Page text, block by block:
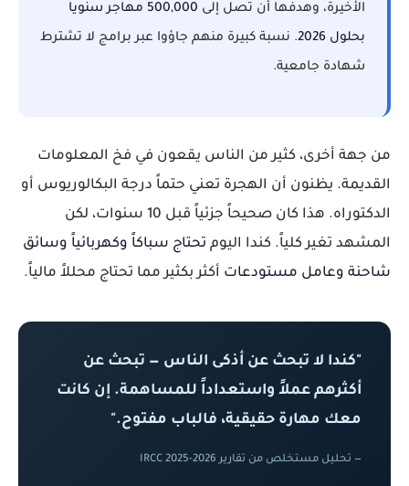
الأخيرة، وهدفها أن تصل إلى
500,000 مهاجر سنوياً
بحلول 2026
. نسبة كبيرة منهم جاؤوا عبر برامج لا تشترط
شهادة جامعية.
من جهة أخرى، كثير من الناس يقعون في فخ المعلومات
القديمة. يظنون أن الهجرة تعني حتماً درجة البكالوريوس أو
الدكتوراه. هذا كان صحيحاً جزئياً قبل 10 سنوات، لكن
المشهد تغير كلياً. كندا اليوم تحتاج سباكاً وكهربائياً وسائق
شاحنة وعامل مستودعات أكثر بكثير مما تحتاج محللاً مالياً.
"كندا لا تبحث عن أذكى الناس — تبحث عن
أكثرهم عملاً واستعداداً للمساهمة. إن كانت
معك مهارة حقيقية، فالباب مفتوح."
— تحليل مستخلص من تقارير IRCC 2025-2026